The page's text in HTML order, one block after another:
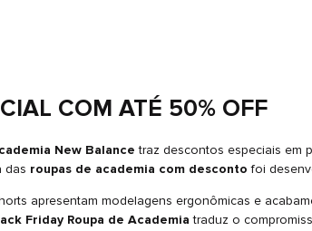
COM ATÉ 50% OFF
New Balance traz descontos especiais em
das roupas de academia com desconto foi
apresentam modelagens ergonômicas e
Friday Roupa de Academia traduz o